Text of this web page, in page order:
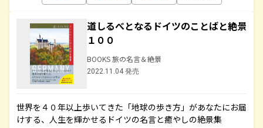
道しるべとなるドイツのことばと絶景
１００
BOOKS 旅の名言＆絶景
2022.11.04 発売
世界を４０年以上歩いてきた「地球の歩き方」があなたにお届
けする、人生を輝かせるドイツの名言と癒やしの絶景集